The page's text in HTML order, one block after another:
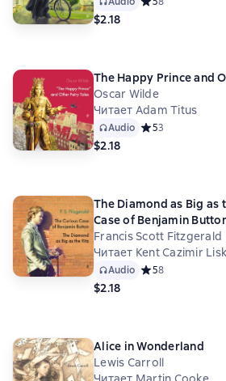
$2.18
The Happy Prince and
Oscar Wilde
Читает Adam Titus
Audio Средний рейтинг
53
$2.18
The Diamond as Big as
Case of Benjamin
Francis Scott Fitzgerald
Читает Kent Cazimir
Audio Средний рейтинг
58
$2.18
Alice in Wonderland
Lewis Carroll